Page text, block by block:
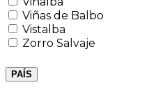
Viñas de Balbo
Vistalba
Zorro Salvaje
PAÍS